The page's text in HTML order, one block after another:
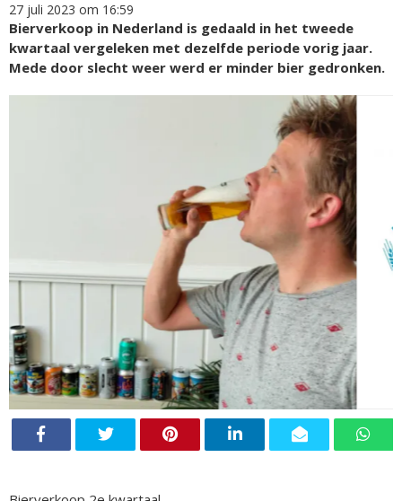
27 juli 2023 om 16:59
Bierverkoop in Nederland is gedaald in het tweede
kwartaal vergeleken met dezelfde periode vorig jaar.
Mede door slecht weer werd er minder bier gedronken.